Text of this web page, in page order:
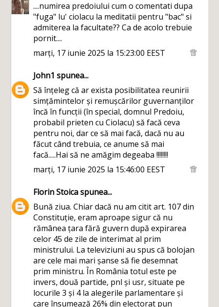
....numirea predoiului cum o comentati dupa
"fuga" lu' ciolacu la meditatii pentru "bac" si
admiterea la facultate?? Ca de acolo trebuie
pornit....
marți, 17 iunie 2025 la 15:23:00 EEST
John1 spunea...
Să înțeleg că ar exista posibilitatea reunirii
simțămintelor și remușcărilor guvernanților
încă în funcții (în special, domnul Predoiu,
probabil prieten cu Ciolacu) să facă ceva
pentru noi, dar ce să mai facă, dacă nu au
făcut când trebuia, ce anume să mai
facă.....Hai să ne amăgim degeaba !!!!!!!!
marți, 17 iunie 2025 la 15:46:00 EEST
Florin Stoicaspunea...
Bună ziua. Chiar dacă nu am citit art. 107 din
Constituție, eram aproape sigur că nu
rămânea țara fără guvern după expirarea
celor 45 de zile de interimat al prim
ministrului. La televiziuni au spus că bolojan
are cele mai mari șanse să fie desemnat
prim ministru. În România totul este pe
invers, două partide, pnl și usr, situate pe
locurile 3 și 4 la alegerile parlamentare și
care însumează 26% din electorat pun